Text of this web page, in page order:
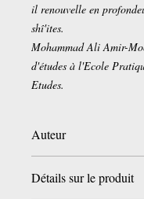
il renouvelle en
shî'ites.
Mohammad Ali Amir-
d'études à l'Ecole
Etudes.
Auteur
Détails sur le produit